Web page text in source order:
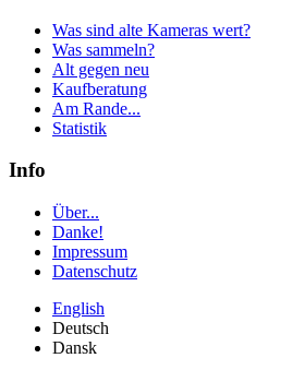
Was sind alte Kameras wert?
Was sammeln?
Alt gegen neu
Kaufberatung
Am Rande...
Statistik
Info
Über...
Danke!
Impressum
Datenschutz
English
Deutsch
Dansk